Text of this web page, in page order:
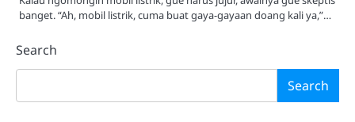
banget. “Ah, mobil listrik, cuma buat gaya-gayaan doang kali ya,”…
Search
Search